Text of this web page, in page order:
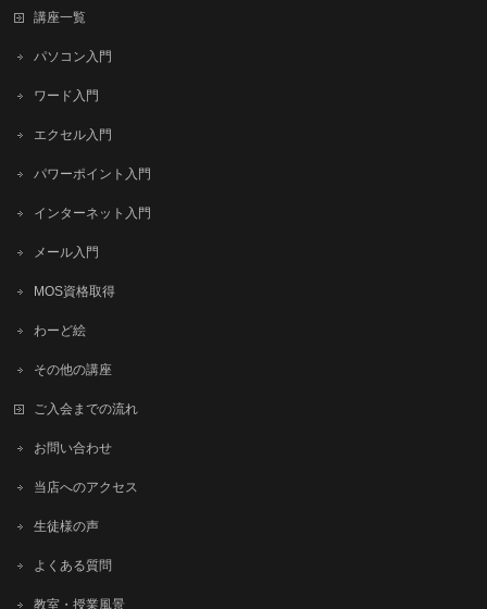
講座一覧
パソコン入門
ワード入門
エクセル入門
パワーポイント入門
インターネット入門
メール入門
MOS資格取得
わーど絵
その他の講座
ご入会までの流れ
お問い合わせ
当店へのアクセス
生徒様の声
よくある質問
教室・授業風景